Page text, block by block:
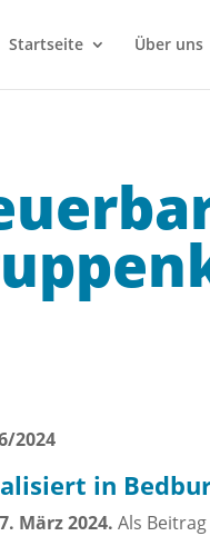
Startseite Über uns
2024
in
März 2024. Als